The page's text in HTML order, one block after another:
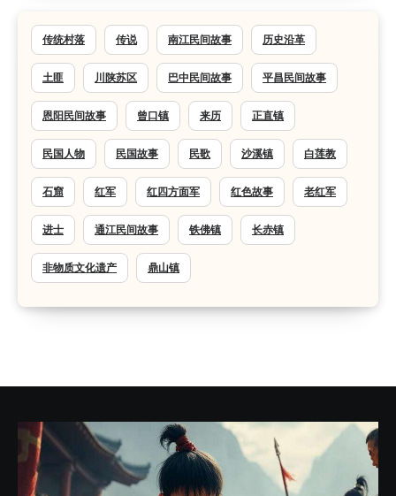
传统村落 传说 南江民间故事 历史沿革
土匪 川陕苏区 巴中民间故事 平昌民间故事
恩阳民间故事 曾口镇 来历 正直镇
民国人物 民国故事 民歌 沙溪镇 白莲教
石窟 红军 红四方面军 红色故事 老红军
进士 通江民间故事 铁佛镇 长赤镇
非物质文化遗产 鼎山镇